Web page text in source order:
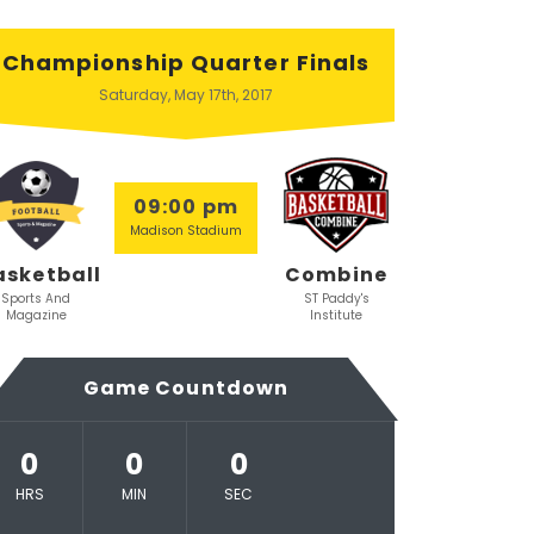
Championship Quarter Finals
Saturday, May 17th, 2017
Sports And
Magazine
09:00 pm
Madison Stadium
Combine
ST Paddy's
Institute
Game Countdown
0
HRS
0
MIN
0
SEC